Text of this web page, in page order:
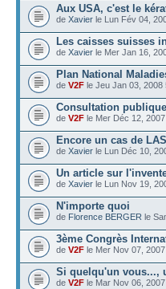
Aux USA, c'est le
de Xavier le Lun Fév 04,
Les caisses suisses
de Xavier le Mer Jan 16,
Plan National
de V2F le Jeu Jan 03, 2008
Consultation
de V2F le Mer Déc 12,
Encore un cas de
de Xavier le Lun Déc 10,
Un article sur
de Xavier le Lun Nov 19,
N'importe quoi
de Florence BERGER le
3ème Congrès
de V2F le Mer Nov 07,
Si quelqu'un vous...,
de V2F le Mar Nov 06,